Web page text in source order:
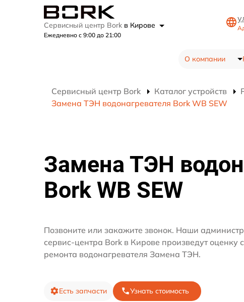
Сервисный центр Bork в Кирове
Ежедневно с 9:00 до 21:00
О компании
Сервисный центр Bork Каталог устройств
Замена ТЭН водонагревателя Bork WB SEW
Замена ТЭН
Bork WB SEW
Позвоните или закажите звонок. Наши
сервис-центра Bork в Кирове произведут оценку
ремонта водонагревателя Замена ТЭН.
Есть запчасти Узнать стоимость